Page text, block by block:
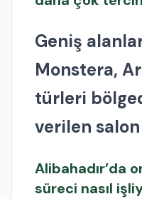
Geniş
Monstera,
türleri
verilen
Alibahadır’da
süreci nasıl